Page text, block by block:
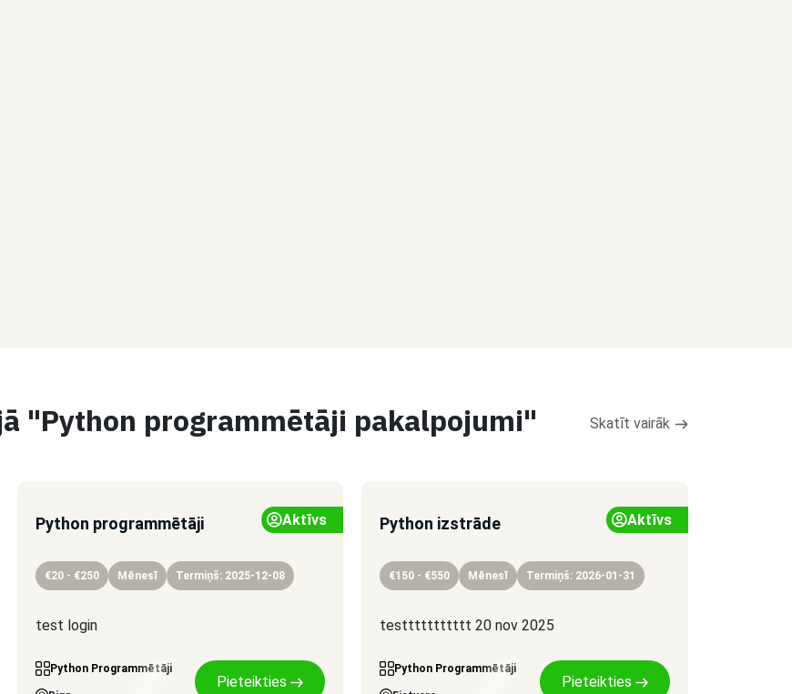
"Python programmētāji pakalpojumi" Skatīt vairāk
Python programmētāji Aktīvs
€20 - €250 Mēnesī Termiņš: 2025-12-08
test login
Python Programmētāji
Pieteikties
Python izstrāde Aktīvs
€150 - €550 Mēnesī Termiņš: 2026-01-31
testtttttttttt 20 nov 2025
Python Programmētāji
Pieteikties